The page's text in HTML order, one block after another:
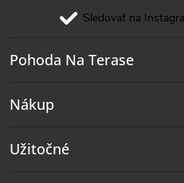
Sledovať na
Pohoda Na Terase
Nákup
Užitočné